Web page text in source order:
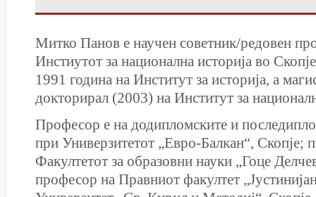
Митко Панов е научен советник/редовен
Инстиутот за национална историја во
1991 година на Институт за историја, а
докторирал (2003) на Институт за
Професор е на додипломските и
при Универзитетот „Евро-Балкан“, Скопје;
Факултетот за образовни науки „Гоце
професор на Правниот факултет